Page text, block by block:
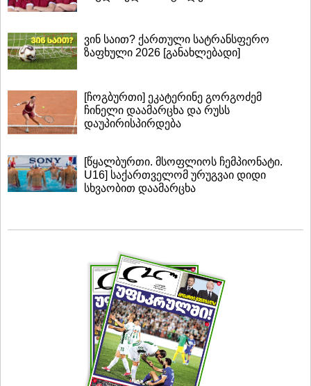
ვინ საით? ქართული სატრანსფერო
ზაფხული 2026 [განახლებადი]
[ჩოგბურთი] ეკატერინე გორგოძემ
ჩინელი დაამარცხა და რუსს
დაუპირისპირდება
[წყალბურთი. მსოფლიოს ჩემპიონატი.
U16] საქართველომ ურუგვაი დიდი
სხვაობით დაამარცხა